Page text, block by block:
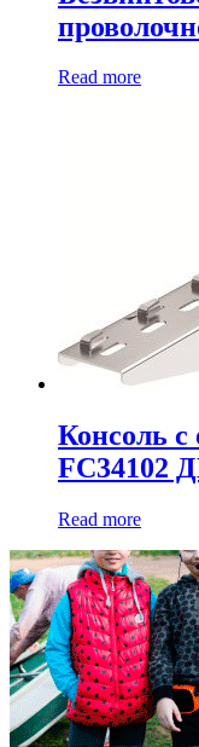
Read more
Консоль с
FC34102
Read more